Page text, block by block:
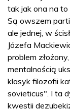
tak jak ona na to
Są owszem
ale jednej, w
Józefa
problem
mentalnością
klasyk filozofii
sovieticus". I ta
kwestii